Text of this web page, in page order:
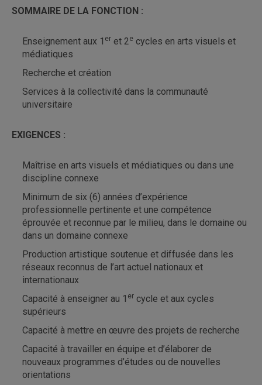
SOMMAIRE DE LA FONCTION :
Enseignement aux 1 er et 2e cycles en arts visuels et
médiatiques
Recherche et création
Services à la collectivité dans la communauté
universitaire
EXIGENCES :
Maîtrise en arts visuels et médiatiques ou dans une
discipline connexe
Minimum de six (6) années d’expérience
professionnelle pertinente et une compétence
éprouvée et reconnue par le milieu, dans le domaine ou
dans un domaine connexe
Production artistique soutenue et diffusée dans les
réseaux reconnus de l’art actuel nationaux et
internationaux
Capacité à enseigner au 1 er cycle et aux cycles
supérieurs
Capacité à mettre en œuvre des projets de recherche
Capacité à travailler en équipe et d’élaborer de
nouveaux programmes d’études ou de nouvelles
orientations